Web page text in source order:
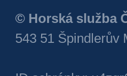
© Horská služba
543 51 Špindlerův